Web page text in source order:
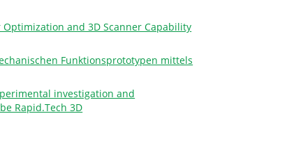
Optimization and 3D Scanner Capability
Funktionsprototypen mittels
investigation and
Rapid.Tech 3D